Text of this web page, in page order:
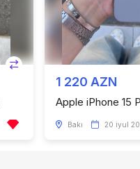
1 220 AZN
Apple iPhone 15
Bakı 20 iyul